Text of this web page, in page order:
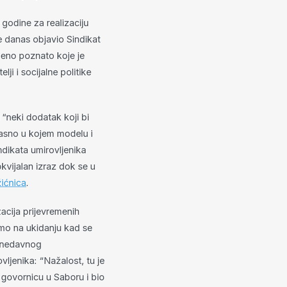
za realizaciju
danas objavio Sindikat
poznato koje je
i socijalne politike
dodatak koji bi
u kojem modelu i
umirovljenika
izraz dok se u
.
prijevremenih
na ukidanju kad se
“Nažalost, tu je
u Saboru i bio